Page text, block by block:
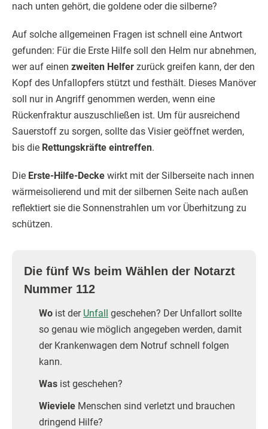
nach unten gehört, die goldene oder die silberne?
Auf solche allgemeinen Fragen ist schnell eine Antwort
gefunden: Für die Erste Hilfe soll den Helm nur abnehmen,
wer auf einen zweiten Helfer zurück greifen kann, der den
Kopf des Unfallopfers stützt und festhält. Dieses Manöver
soll nur in Angriff genommen werden, wenn eine
Rückenfraktur auszuschließen ist. Um für ausreichend
Sauerstoff zu sorgen, sollte das Visier geöffnet werden,
bis die Rettungskräfte eintreffen.
Die Erste-Hilfe-Decke wirkt mit der Silberseite nach innen
wärmeisolierend und mit der silbernen Seite nach außen
reflektiert sie die Sonnenstrahlen um vor Überhitzung zu
schützen.
Die fünf Ws beim Wählen der Notarzt
Nummer 112
Wo ist der Unfall
geschehen? Der Unfallort sollte
so genau wie möglich angegeben werden, damit
der Krankenwagen dem Notruf schnell folgen
kann.
Was ist geschehen?
Wieviele Menschen sind verletzt und brauchen
dringend Hilfe?